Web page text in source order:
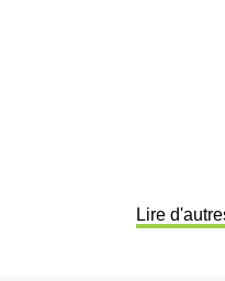
Lire